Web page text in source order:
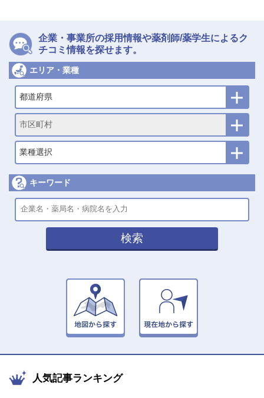
企業・事業所の採用情報や薬剤師/薬学生によるク
チコミ情報を探せます。
エリア・業種
都道府県
市区町村
業種選択
キーワード
検索
人気記事ランキング